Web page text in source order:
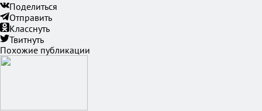
Поделиться
Отправить
Класснуть
Твитнуть
Похожие публикации